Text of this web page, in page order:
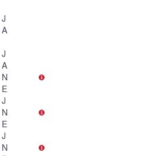
J
A
J
A
N
E
J
N
E
J
N